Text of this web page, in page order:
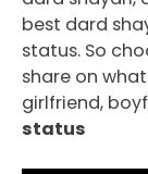
best dard
status. So
share on
girlfriend,
status